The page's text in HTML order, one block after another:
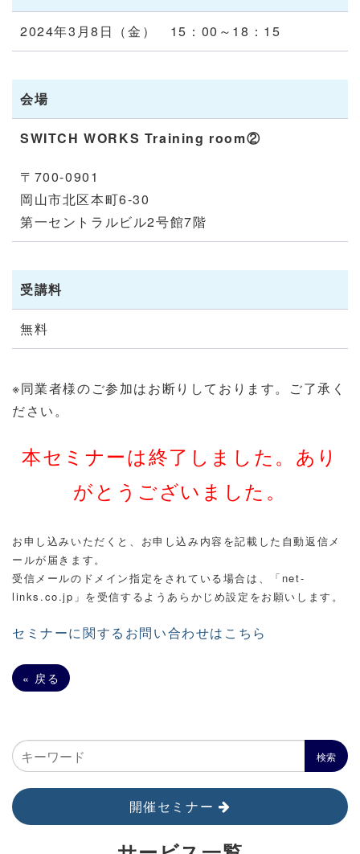
2024年3月8日（金） 15：00～18：15
会場
SWITCH WORKS Training room②
〒700-0901
岡山市北区本町6-30
第一セントラルビル2号館7階
受講料
無料
※同業者様のご参加はお断りしております。ご了承く
ださい。
本セミナーは終了しました。あり
がとうございました。
お申し込みいただくと、お申し込み内容を記載した自動返信メ
ールが届きます。
受信メールのドメイン指定をされている場合は、「net-
links.co.jp」を受信するようあらかじめ設定をお願いします。
セミナーに関するお問い合わせはこちら
« 戻る
開催セミナー